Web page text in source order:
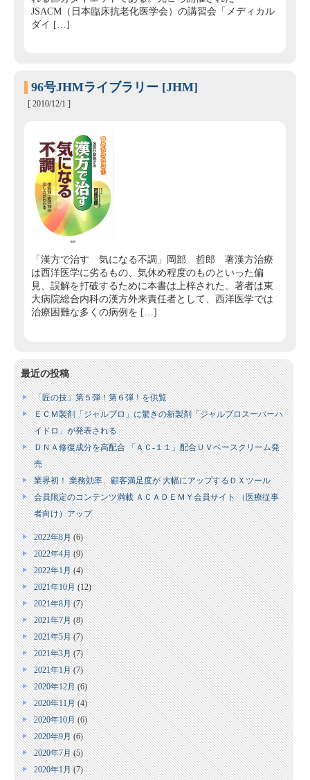
JSACM（日本臨床抗老化医学会）の講習会「メディカル
ダイ […]
96号JHMライブラリー [JHM]
[ 2010/12/1 ]
「漢方で治す 気になる不調」岡部 哲郎 著漢方治療
は西洋医学に劣るもの、気休め程度のものといった偏
見、誤解を打破するために本書は上梓された。著者は東
大病院総合内科の漢方外来責任者として、西洋医学では
治療困難な多くの病例を […]
最近の投稿
「匠の技」第５弾！第６弾！を供覧
ＥＣＭ製剤「ジャルプロ」に驚きの新製剤「ジャルプロスーパーハ
イドロ」が発表される
ＤＮＡ修復成分を高配合 「ＡＣ‐１１」配合ＵＶベースクリーム発
売
業界初！ 業務効率、顧客満足度が 大幅にアップするＤＸツール
会員限定のコンテンツ満載 ＡＣＡＤＥＭＹ会員サイト （医療従事
者向け）アップ
2022年8月(6)
2022年4月(9)
2022年1月(4)
2021年10月(12)
2021年8月(7)
2021年7月(8)
2021年5月(7)
2021年3月(7)
2021年1月(7)
2020年12月(6)
2020年11月(4)
2020年10月(6)
2020年9月(6)
2020年7月(5)
2020年1月(7)